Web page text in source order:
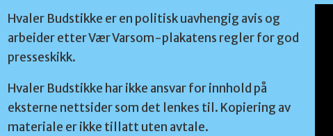
Hvaler Budstikke er en politisk uavhengig avis og
arbeider etter Vær Varsom-plakatens regler for god
presseskikk.
Hvaler Budstikke har ikke ansvar for innhold på
eksterne nettsider som det lenkes til. Kopiering av
materiale er ikke tillatt uten avtale.